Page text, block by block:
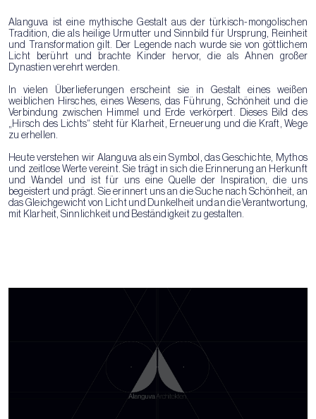
Alanguva ist eine mythische Gestalt aus der türkisch-mongolischen
Tradition, die als heilige Urmutter und Sinnbild für Ursprung, Reinheit
und Transformation gilt. Der Legende nach wurde sie von göttlichem
Licht berührt und brachte Kinder hervor, die als Ahnen großer
Dynastien verehrt werden.
In vielen Überlieferungen erscheint sie in Gestalt eines weißen
weiblichen Hirsches, eines Wesens, das Führung, Schönheit und die
Verbindung zwischen Himmel und Erde verkörpert. Dieses Bild des
„Hirsch des Lichts“ steht für Klarheit, Erneuerung und die Kraft, Wege
zu erhellen.
Heute verstehen wir Alanguva als ein Symbol, das Geschichte, Mythos
und zeitlose Werte vereint. Sie trägt in sich die Erinnerung an Herkunft
und Wandel und ist für uns eine Quelle der Inspiration, die uns
begeistert und prägt. Sie erinnert uns an die Suche nach Schönheit, an
das Gleichgewicht von Licht und Dunkelheit und an die Verantwortung,
mit Klarheit, Sinnlichkeit und Beständigkeit zu gestalten.